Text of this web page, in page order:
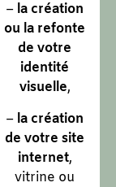
– la création
ou la refonte
de votre
identité
visuelle,
– la création
de votre site
internet,
vitrine ou